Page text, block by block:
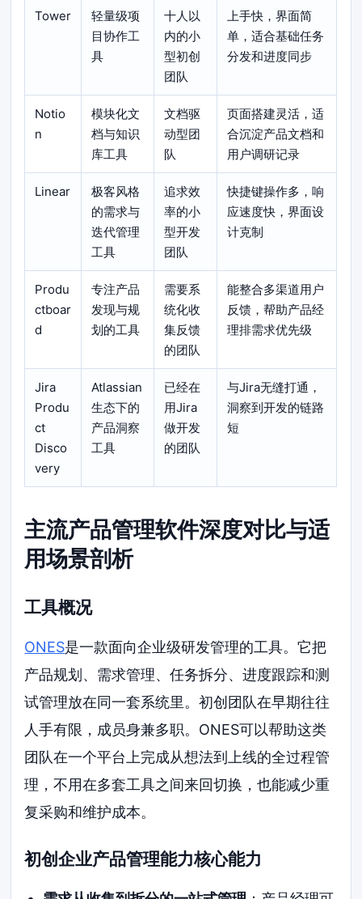
Tower
轻量级项
目协作工
具
十人以
内的小
型初创
团队
上手快，界面简
单，适合基础任务
分发和进度同步
Notio
n
模块化文
档与知识
库工具
文档驱
动型团
队
页面搭建灵活，适
合沉淀产品文档和
用户调研记录
Linear
极客风格
的需求与
迭代管理
工具
追求效
率的小
型开发
团队
快捷键操作多，响
应速度快，界面设
计克制
Produ
ctboar
d
专注产品
发现与规
划的工具
需要系
统化收
集反馈
的团队
能整合多渠道用户
反馈，帮助产品经
理排需求优先级
Jira
Produ
ct
Disco
very
Atlassian
生态下的
产品洞察
工具
已经在
用Jira
做开发
的团队
与Jira无缝打通，
洞察到开发的链路
短
主流产品管理软件深度对比与适
用场景剖析
工具概况
ONES是一款面向企业级研发管理的工具。它把
产品规划、需求管理、任务拆分、进度跟踪和测
试管理放在同一套系统里。初创团队在早期往往
人手有限，成员身兼多职。ONES可以帮助这类
团队在一个平台上完成从想法到上线的全过程管
理，不用在多套工具之间来回切换，也能减少重
复采购和维护成本。
初创企业产品管理能力核心能力